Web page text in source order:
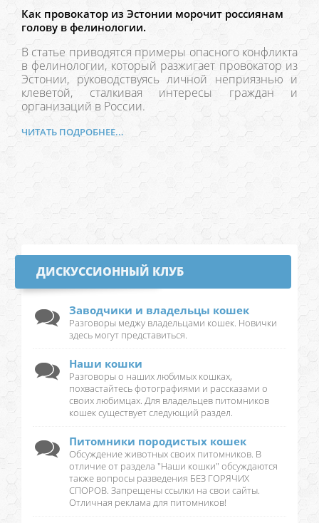
Как провокатор из Эстонии морочит россиянам
голову в фелинологии.
В статье приводятся примеры опасного конфликта
в фелинологии, который разжигает провокатор из
Эстонии, руководствуясь личной неприязнью и
клеветой, сталкивая интересы граждан и
организаций в России.
ЧИТАТЬ ПОДРОБНЕЕ...
ДИСКУССИОННЫЙ КЛУБ
Заводчики и владельцы кошек
Разговоры меджу владельцами кошек. Новички
здесь могут представиться.
Наши кошки
Разговоры о наших любимых кошках,
похвастайтесь фотографиями и рассказами о
своих любимцах. Для владельцев питомников
кошек существует следующий раздел.
Питомники породистых кошек
Обсуждение животных своих питомников. В
отличие от раздела "Наши кошки" обсуждаются
также вопросы разведения БЕЗ ГОРЯЧИХ
СПОРОВ. Запрещены ссылки на свои сайты.
Отличная реклама для питомников!